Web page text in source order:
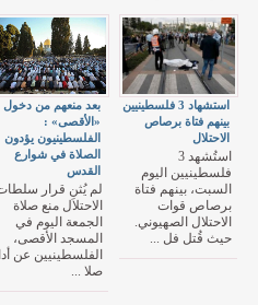
بعد منعهم من دخول
«الأقصى» :
الفلسطينيون يؤدون
الصلاة في شوارع
القدس
لم يُثنِ قرار
الاحتلال منع صلاة
الجمعة اليوم في
المسجد الأقصى،
الفلسطينيين عن
صلا ...
استشهاد 3 فلسطينيين
بينهم فتاة برصاص
الاحتلال
استُشهد 3
فلسطينيين اليوم
السبت، بينهم فتاة
برصاص قوات
الاحتلال الصهيوني.
حيث قُتل فل ...